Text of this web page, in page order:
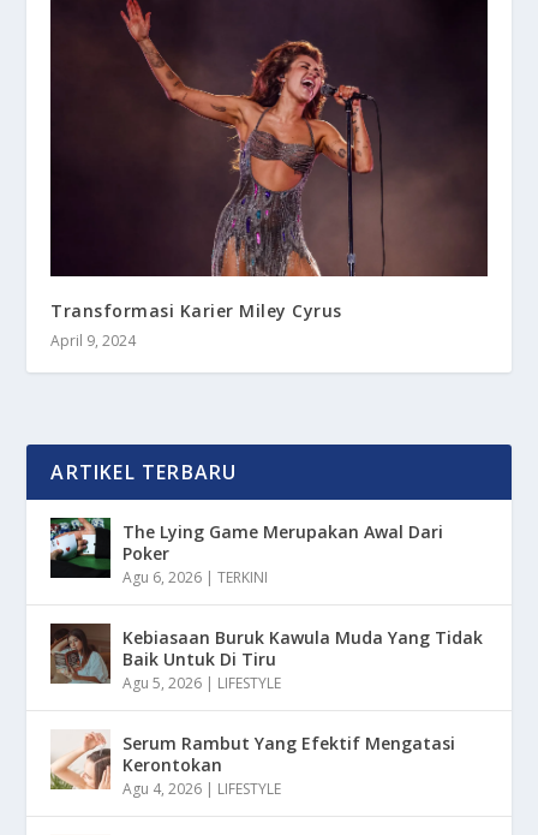
Transformasi Karier Miley Cyrus
April 9, 2024
ARTIKEL TERBARU
The Lying Game Merupakan Awal Dari
Poker
Agu 6, 2026 |TERKINI
Kebiasaan Buruk Kawula Muda Yang Tidak
Baik Untuk Di Tiru
Agu 5, 2026 | LIFESTYLE
Serum Rambut Yang Efektif Mengatasi
Kerontokan
Agu 4, 2026 | LIFESTYLE